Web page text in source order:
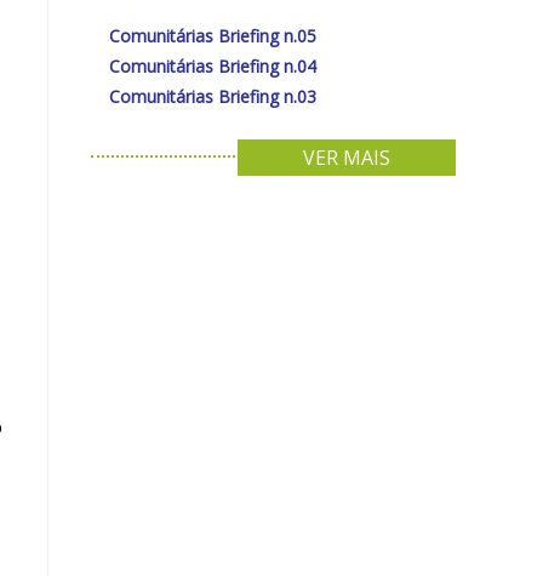
Comunitárias Briefing n.05
Comunitárias Briefing n.04
Comunitárias Briefing n.03
VER MAIS